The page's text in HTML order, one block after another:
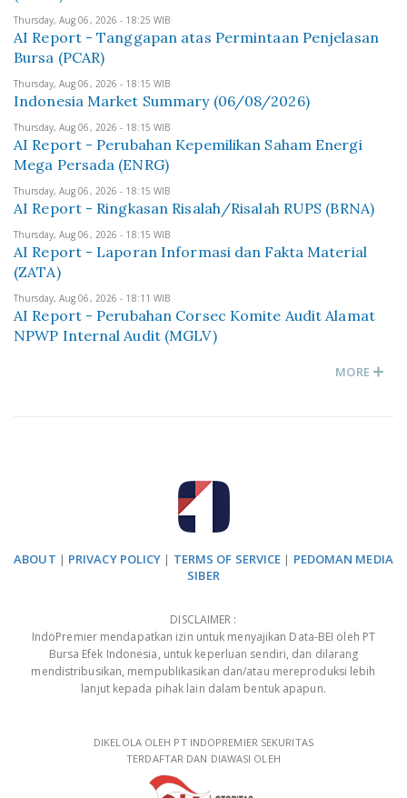
Thursday, Aug 06, 2026 - 18:25 WIB
AI Report - Tanggapan atas Permintaan Penjelasan
Bursa (PCAR)
Thursday, Aug 06, 2026 - 18:15 WIB
Indonesia Market Summary (06/08/2026)
Thursday, Aug 06, 2026 - 18:15 WIB
AI Report - Perubahan Kepemilikan Saham Energi
Mega Persada (ENRG)
Thursday, Aug 06, 2026 - 18:15 WIB
AI Report - Ringkasan Risalah/Risalah RUPS (BRNA)
Thursday, Aug 06, 2026 - 18:15 WIB
AI Report - Laporan Informasi dan Fakta Material
(ZATA)
Thursday, Aug 06, 2026 - 18:11 WIB
AI Report - Perubahan Corsec Komite Audit Alamat
NPWP Internal Audit (MGLV)
MORE
ABOUT | PRIVACY POLICY | TERMS OF SERVICE | PEDOMAN MEDIA
SIBER
DISCLAIMER :
IndoPremier mendapatkan izin untuk menyajikan Data-BEI oleh PT
Bursa Efek Indonesia, untuk keperluan sendiri, dan dilarang
mendistribusikan, mempublikasikan dan/atau mereproduksi lebih
lanjut kepada pihak lain dalam bentuk apapun.
DIKELOLA OLEH PT INDOPREMIER SEKURITAS
TERDAFTAR DAN DIAWASI OLEH